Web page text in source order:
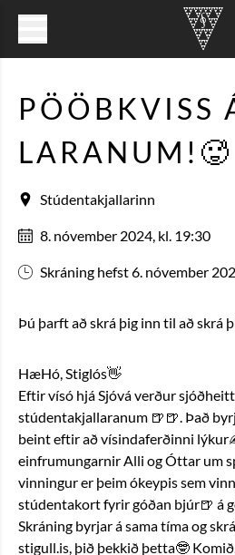
PÖÖBKVISS
Þú þarft að skrá þig inn til að skrá
Stúdentakjallarinn
8. nóvember 2024, kl. 19:30
Skráning hefst 6. nóvember
HæHó, Stiglós👋
Eftir vísó hjá Sjóvá verður
stúdentakjallaranum 🍺🍺. Það
beint eftir að vísindaferðinni
einfrumungarnir Alli og Óttar um
vinningur er þeim ókeypis sem
stúdentakort fyrir góðan bjúr🍺 á
Skráning byrjar á sama tíma og
stigull.is, þið þekkið þetta🤓